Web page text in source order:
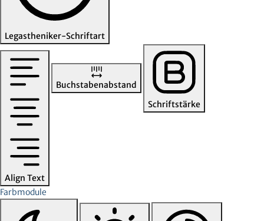
Legastheniker-Schriftart
Align Text
Buchstabenabstand
Schriftstärke
Farbmodule